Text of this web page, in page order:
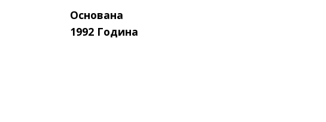
Основана
1992 Година